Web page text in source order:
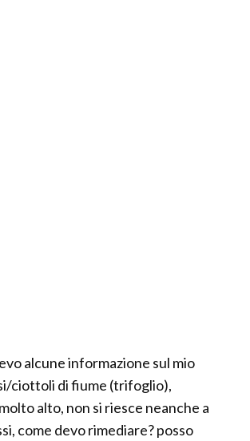
alcune informazione sul mio
ciottoli di fiume (trifoglio),
alto, non si riesce neanche a
come devo rimediare? posso